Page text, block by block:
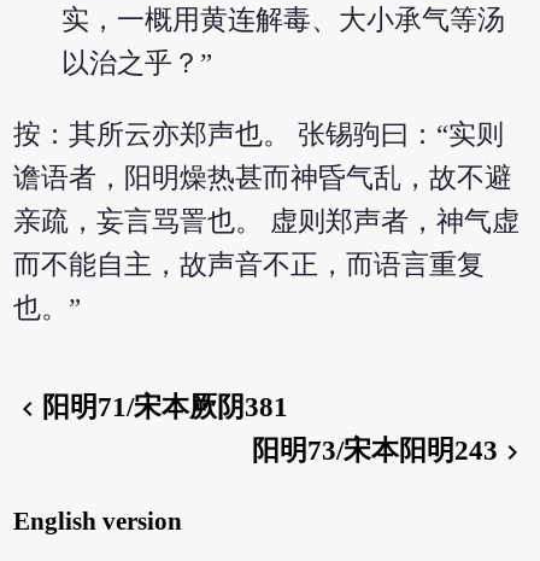
实，一概用黄连解毒、大小承气等汤
以治之乎？”
按：其所云亦郑声也。 张锡驹曰：“实则
谵语者，阳明燥热甚而神昏气乱，故不避
亲疏，妄言骂詈也。 虚则郑声者，神气虚
而不能自主，故声音不正，而语言重复
也。”
chevron_left 阳明71/宋本厥阴381
阳明73/宋本阳明243 chevron_right
English version